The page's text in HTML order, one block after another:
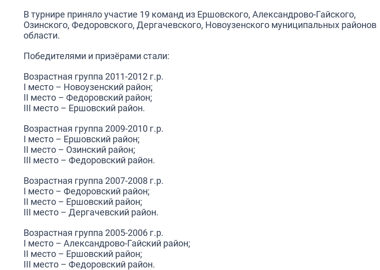
В турнире приняло участие 19 команд из Ершовского, Александрово-Гайского,
Озинского, Федоровского, Дергачевского, Новоузенского муниципальных районов
области.
Победителями и призёрами стали:
Возрастная группа 2011-2012 г.р.
I место – Новоузенский район;
II место – Федоровский район;
III место – Ершовский район.
Возрастная группа 2009-2010 г.р.
I место – Ершовский район;
II место – Озинский район;
III место – Федоровский район.
Возрастная группа 2007-2008 г.р.
I место – Федоровский район;
II место – Ершовский район;
III место – Дергачевский район.
Возрастная группа 2005-2006 г.р.
I место – Александрово-Гайский район;
II место – Ершовский район;
III место – Федоровский район.